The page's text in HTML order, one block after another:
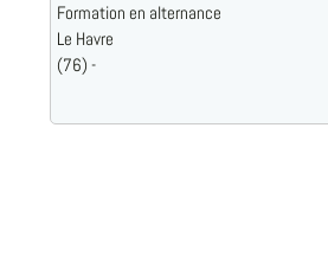
Formation en alternance
Le Havre
(76) -